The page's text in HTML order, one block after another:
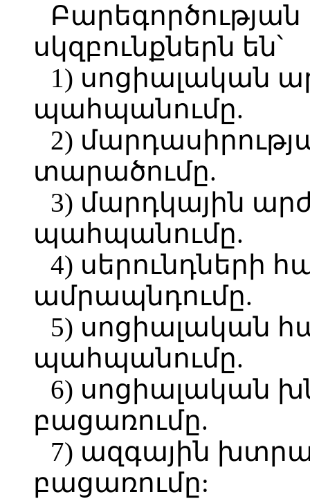
սկզբունքներն են՝
1) սոցիալական
պահպանումը.
2)
տարածումը.
3) մարդկային
պահպանումը.
4) սերունդների
ամրապնդումը.
5) սոցիալական
պահպանումը.
6) սոցիալական
բացառումը.
7) ազգային
բացառումը: